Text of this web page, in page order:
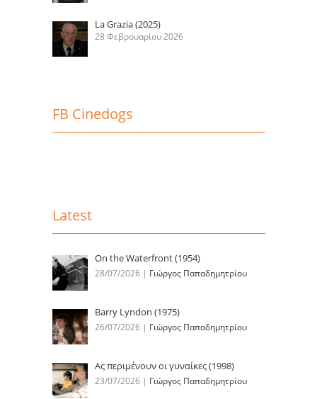
La Grazia (2025)
28 Φεβρουαρίου 2026
FB Cinedogs
Latest
On the Waterfront (1954)
28/07/2026 | Γιώργος Παπαδημητρίου
Barry Lyndon (1975)
26/07/2026 | Γιώργος Παπαδημητρίου
Ας περιμένουν οι γυναίκες (1998)
23/07/2026 | Γιώργος Παπαδημητρίου